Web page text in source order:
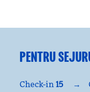
PENTRU
Check-in 15 →